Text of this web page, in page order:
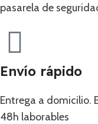
pasarela de
Envío rápido
Entrega a domicilio.
48h laborables